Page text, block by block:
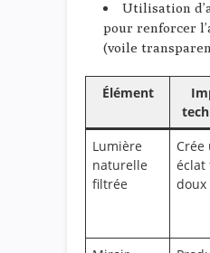
Utilisation
pour renforcer
(voile
Élément
Lumière
naturelle
filtrée
Crée
éclat
doux